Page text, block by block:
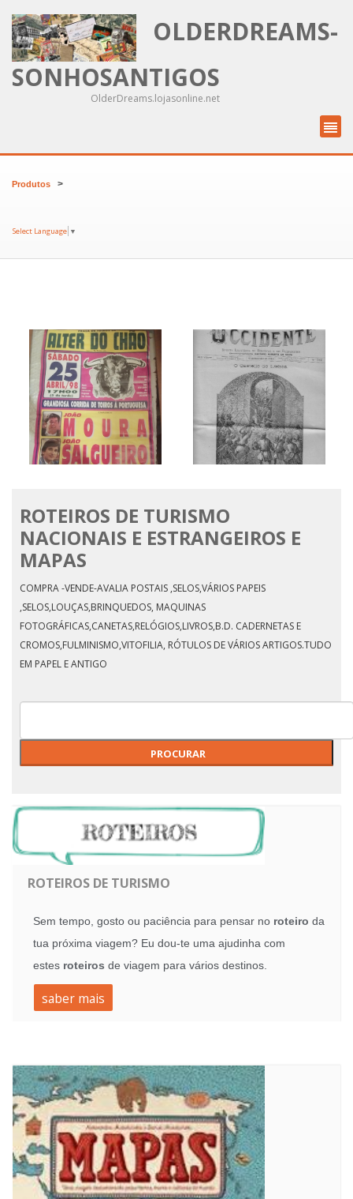
OLDERDREAMS-
SONHOSANTIGOS
OlderDreams.lojasonline.net
Produtos >
Select Language ▼
Praça de toiros alter do
chão sábado 25 abril/98
*****0 OCCIDENTE
ROTEIROS DE TURISMO
NACIONAIS E ESTRANGEIROS E
MAPAS
COMPRA -VENDE-AVALIA POSTAIS ,SELOS,VÁRIOS PAPEIS
,SELOS,LOUÇAS,BRINQUEDOS, MAQUINAS
FOTOGRÁFICAS,CANETAS,RELÓGIOS,LIVROS,B.D. CADERNETAS E
CROMOS,FULMINISMO,VITOFILIA, RÓTULOS DE VÁRIOS ARTIGOS.TUDO
EM PAPEL E ANTIGO
ROTEIROS DE TURISMO
Sem tempo, gosto ou paciência para pensar no roteiro da
tua próxima viagem? Eu dou-te uma ajudinha com
estes roteiros de viagem para vários destinos.
saber mais